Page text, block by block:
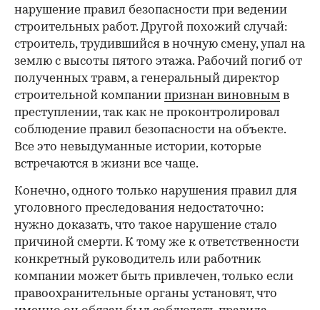
нарушение правил безопасности при ведении
строительных работ. Другой похожий случай:
строитель, трудившийся в ночную смену, упал на
землю с высоты пятого этажа. Рабочий погиб от
полученных травм, а генеральный директор
строительной компании признан виновным в
преступлении, так как не проконтролировал
соблюдение правил безопасности на объекте.
Все это невыдуманные истории, которые
встречаются в жизни все чаще.
Конечно, одного только нарушения правил для
уголовного преследования недостаточно:
нужно доказать, что такое нарушение стало
причиной смерти. К тому же к ответственности
конкретный руководитель или работник
компании может быть привлечен, только если
правоохранительные органы установят, что